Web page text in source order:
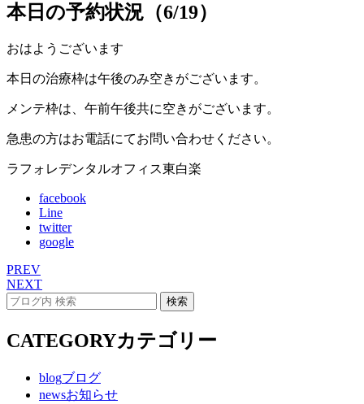
本日の予約状況（6/19）
おはようございます
本日の治療枠は午後のみ空きがございます。
メンテ枠は、午前午後共に空きがございます。
急患の方はお電話にてお問い合わせください。
ラフォレデンタルオフィス東白楽
facebook
Line
twitter
google
PREV
NEXT
CATEGORYカテゴリー
blogブログ
newsお知らせ